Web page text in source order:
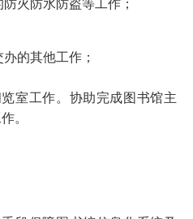
火防水防盗等工作；
的其他工作；
室工作。协助完成图书馆主
。